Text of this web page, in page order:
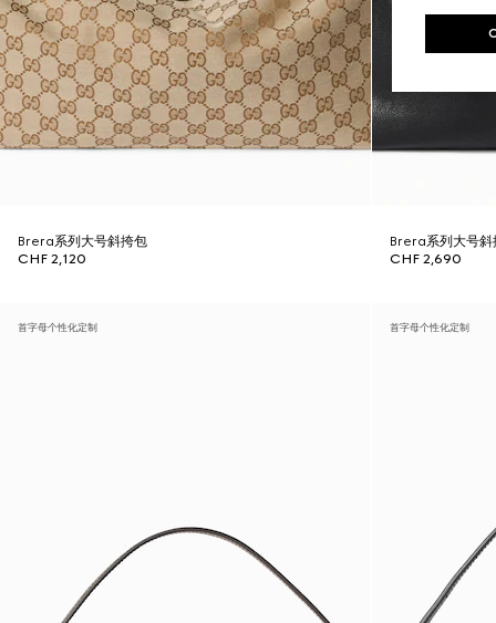
Brera系列大号斜挎包
CHF 2,120
Brera系列大号斜
CHF 2,690
首字母个性化定制 首字母个性化定制